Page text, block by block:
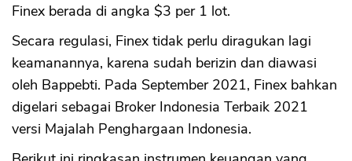
Finex berada di angka $3 per 1 lot.
Secara regulasi, Finex tidak perlu diragukan lagi
keamanannya, karena sudah berizin dan diawasi
oleh Bappebti. Pada September 2021, Finex bahkan
digelari sebagai Broker Indonesia Terbaik 2021
versi Majalah Penghargaan Indonesia.